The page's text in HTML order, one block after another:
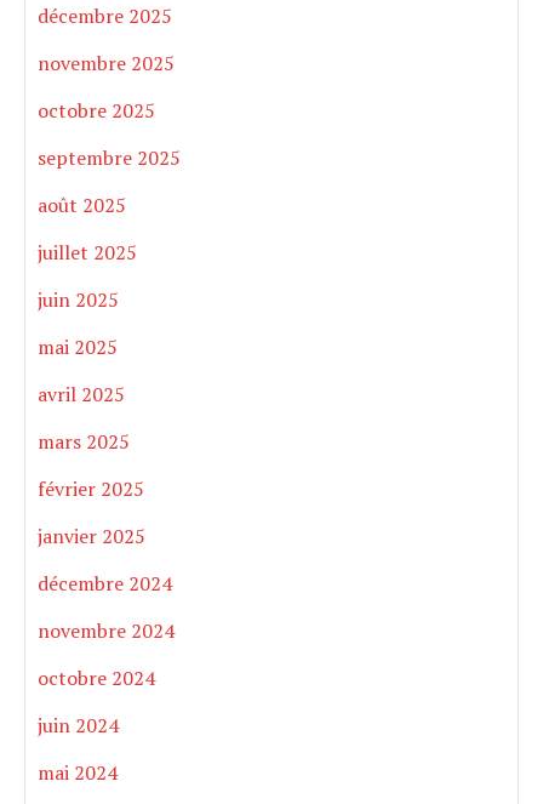
décembre 2025
novembre 2025
octobre 2025
septembre 2025
août 2025
juillet 2025
juin 2025
mai 2025
avril 2025
mars 2025
février 2025
janvier 2025
décembre 2024
novembre 2024
octobre 2024
juin 2024
mai 2024